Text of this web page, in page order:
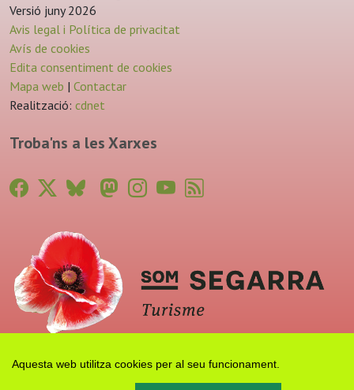
Aquesta web utilitza cookies per al seu funcionament.
Versió juny 2026
Avis legal i Política de privacitat
Avís de cookies
Edita consentiment de cookies
Mapa web | Contactar
Realització: cdnet
Troba'ns a les Xarxes